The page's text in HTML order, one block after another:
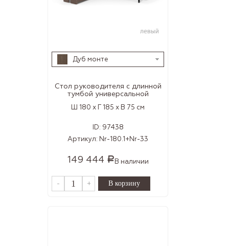
Дуб монте
Стол руководителя с длинной
тумбой универсальной
Ш 180 x Г 185 x В 75 см
ID: 97438
Артикул: Nr-180.1+Nr-33
149 444 Р В наличии
- +